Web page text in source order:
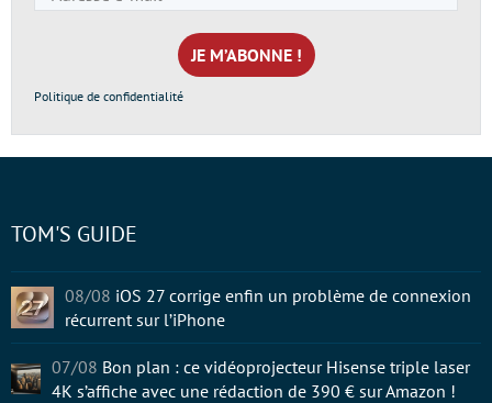
e-
mail
*
Politique de confidentialité
TOM'S GUIDE
08/08 iOS 27 corrige enfin un problème de connexion
récurrent sur l’iPhone
07/08 Bon plan : ce vidéoprojecteur Hisense triple laser
4K s’affiche avec une rédaction de 390 € sur Amazon !